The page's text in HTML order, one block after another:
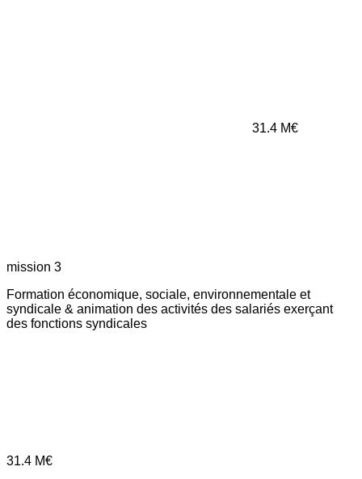
31.4 M€
mission 3
Formation économique, sociale, environnementale et
syndicale & animation des activités des salariés exerçant
des fonctions syndicales
31.4 M€